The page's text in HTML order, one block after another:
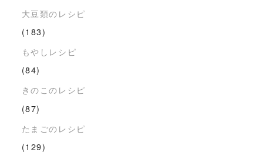
大豆類のレシピ
(183)
もやしレシピ
(84)
きのこのレシピ
(87)
たまごのレシピ
(129)